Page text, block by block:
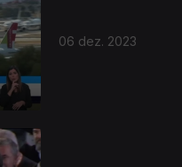
06 dez. 2023